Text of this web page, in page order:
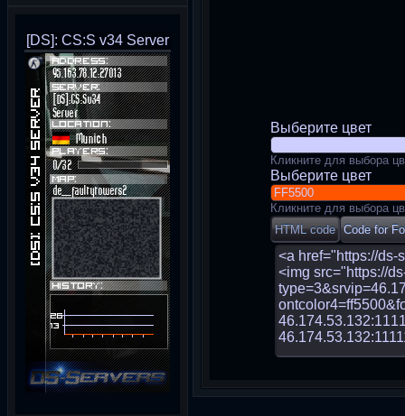
[DS]: CS:S v34 Server
Выберите цвет
Кликните для выбора
Выберите цвет
Кликните для выбора